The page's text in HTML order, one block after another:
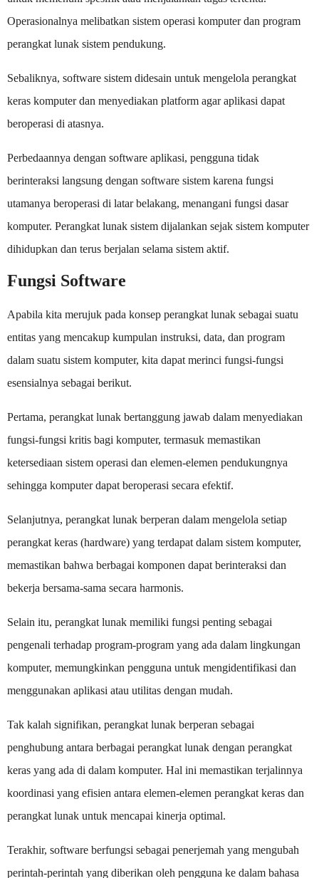
Operasionalnya melibatkan sistem operasi komputer dan program
perangkat lunak sistem pendukung.
Sebaliknya, software sistem didesain untuk mengelola perangkat
keras komputer dan menyediakan platform agar aplikasi dapat
beroperasi di atasnya.
Perbedaannya dengan software aplikasi, pengguna tidak
berinteraksi langsung dengan software sistem karena fungsi
utamanya beroperasi di latar belakang, menangani fungsi dasar
komputer. Perangkat lunak sistem dijalankan sejak sistem komputer
dihidupkan dan terus berjalan selama sistem aktif.
Fungsi Software
Apabila kita merujuk pada konsep perangkat lunak sebagai suatu
entitas yang mencakup kumpulan instruksi, data, dan program
dalam suatu sistem komputer, kita dapat merinci fungsi-fungsi
esensialnya sebagai berikut.
Pertama, perangkat lunak bertanggung jawab dalam menyediakan
fungsi-fungsi kritis bagi komputer, termasuk memastikan
ketersediaan sistem operasi dan elemen-elemen pendukungnya
sehingga komputer dapat beroperasi secara efektif.
Selanjutnya, perangkat lunak berperan dalam mengelola setiap
perangkat keras (hardware) yang terdapat dalam sistem komputer,
memastikan bahwa berbagai komponen dapat berinteraksi dan
bekerja bersama-sama secara harmonis.
Selain itu, perangkat lunak memiliki fungsi penting sebagai
pengenali terhadap program-program yang ada dalam lingkungan
komputer, memungkinkan pengguna untuk mengidentifikasi dan
menggunakan aplikasi atau utilitas dengan mudah.
Tak kalah signifikan, perangkat lunak berperan sebagai
penghubung antara berbagai perangkat lunak dengan perangkat
keras yang ada di dalam komputer. Hal ini memastikan terjalinnya
koordinasi yang efisien antara elemen-elemen perangkat keras dan
perangkat lunak untuk mencapai kinerja optimal.
Terakhir, software berfungsi sebagai penerjemah yang mengubah
perintah-perintah yang diberikan oleh pengguna ke dalam bahasa